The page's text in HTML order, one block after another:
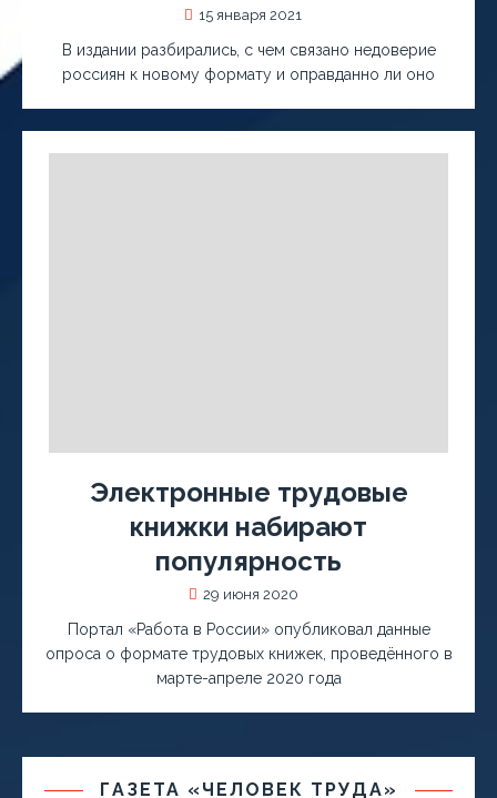
15 января 2021
В издании разбирались, с чем связано недоверие
россиян к новому формату и оправданно ли оно
Электронные трудовые
книжки набирают
популярность
29 июня 2020
Портал «Работа в России» опубликовал данные
опроса о формате трудовых книжек, проведённого в
марте-апреле 2020 года
ГАЗЕТА «ЧЕЛОВЕК ТРУДА»